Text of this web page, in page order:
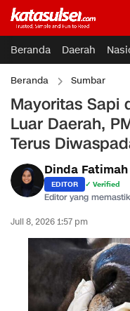
Beranda Daerah
Beranda Sumbar
Mayoritas Sapi
Luar Daerah,
Terus
Dinda
EDITOR ✓ Verified
Editor yang
Juli 8, 2026 1:57 pm